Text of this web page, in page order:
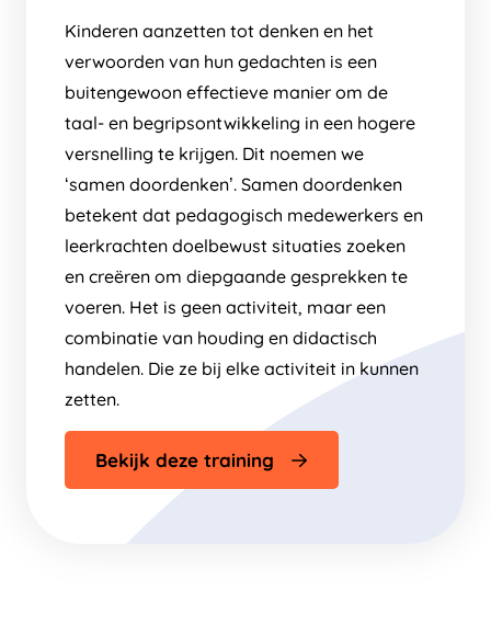
Kinderen aanzetten tot denken en het
verwoorden van hun gedachten is een
buitengewoon effectieve manier om de
taal- en begripsontwikkeling in een hogere
versnelling te krijgen. Dit noemen we
‘samen doordenken’. Samen doordenken
betekent dat pedagogisch medewerkers en
leerkrachten doelbewust situaties zoeken
en creëren om diepgaande gesprekken te
voeren. Het is geen activiteit, maar een
combinatie van houding en didactisch
handelen. Die ze bij elke activiteit in kunnen
zetten.
Bekijk deze training